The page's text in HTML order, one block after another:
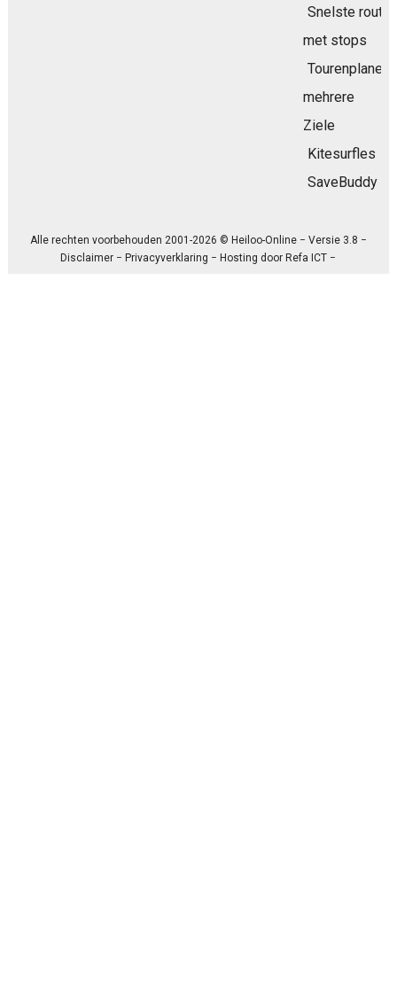
Snelste route
met stops
Tourenplaner
mehrere
Ziele
Kitesurfles
SaveBuddy
Alle rechten voorbehouden 2001-2026 © Heiloo-Online − Versie 3.8 −
Disclaimer −Privacyverklaring − Hosting doorRefa ICT −